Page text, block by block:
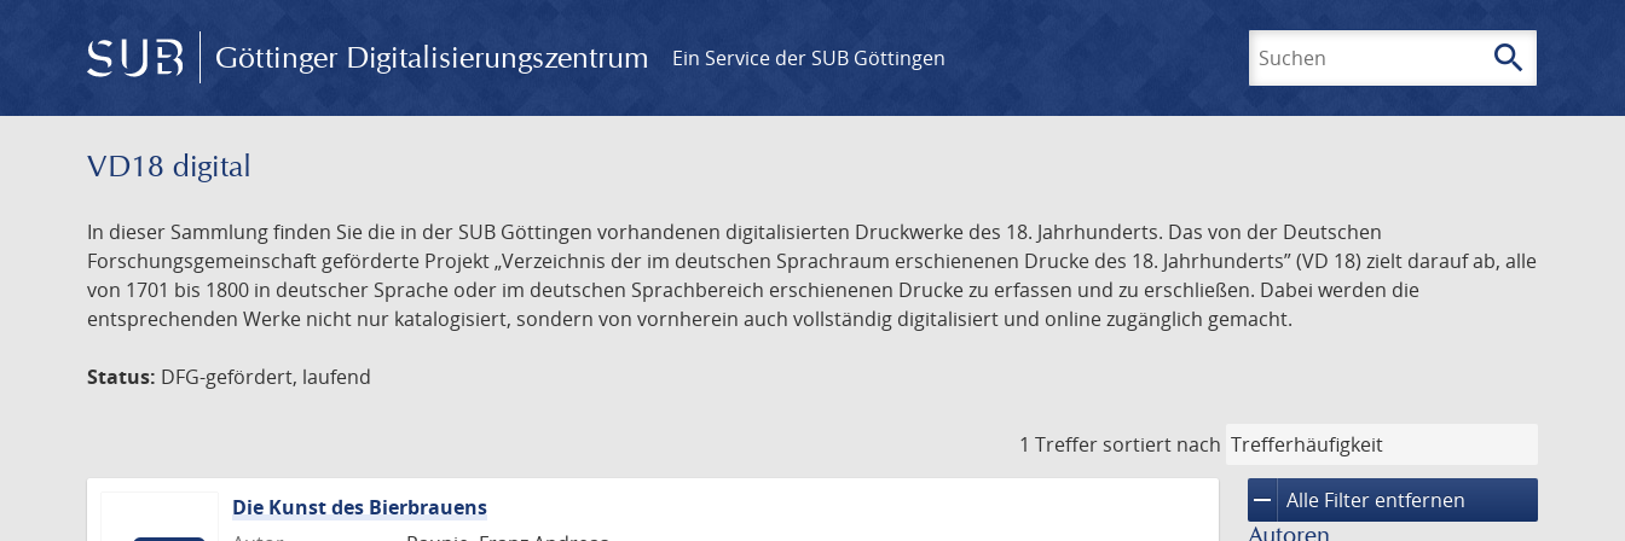
Göttinger Digitalisierungszentrum Ein Service der SUB Göttingen search
VD18 digital
In dieser Sammlung finden Sie die in der SUB Göttingen vorhandenen digitalisierten Druckwerke des 18. Jahrhunderts. Das von der Deutschen
Forschungsgemeinschaft geförderte Projekt „Verzeichnis der im deutschen Sprachraum erschienenen Drucke des 18. Jahrhunderts” (VD 18) zielt darauf ab, alle
von 1701 bis 1800 in deutscher Sprache oder im deutschen Sprachbereich erschienenen Drucke zu erfassen und zu erschließen. Dabei werden die
entsprechenden Werke nicht nur katalogisiert, sondern von vornherein auch vollständig digitalisiert und online zugänglich gemacht.
Status: DFG-gefördert, laufend
1 Treffer sortiert nach
remove Alle Filter entfernen
Die Kunst des Bierbrauens